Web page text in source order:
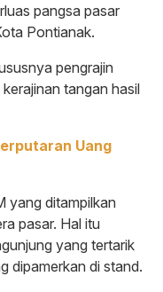
pangsa pasar
Pontianak.
pengrajin
tangan hasil
Uang
yang ditampilkan
pasar. Hal itu
yang tertarik
dipamerkan di stand.